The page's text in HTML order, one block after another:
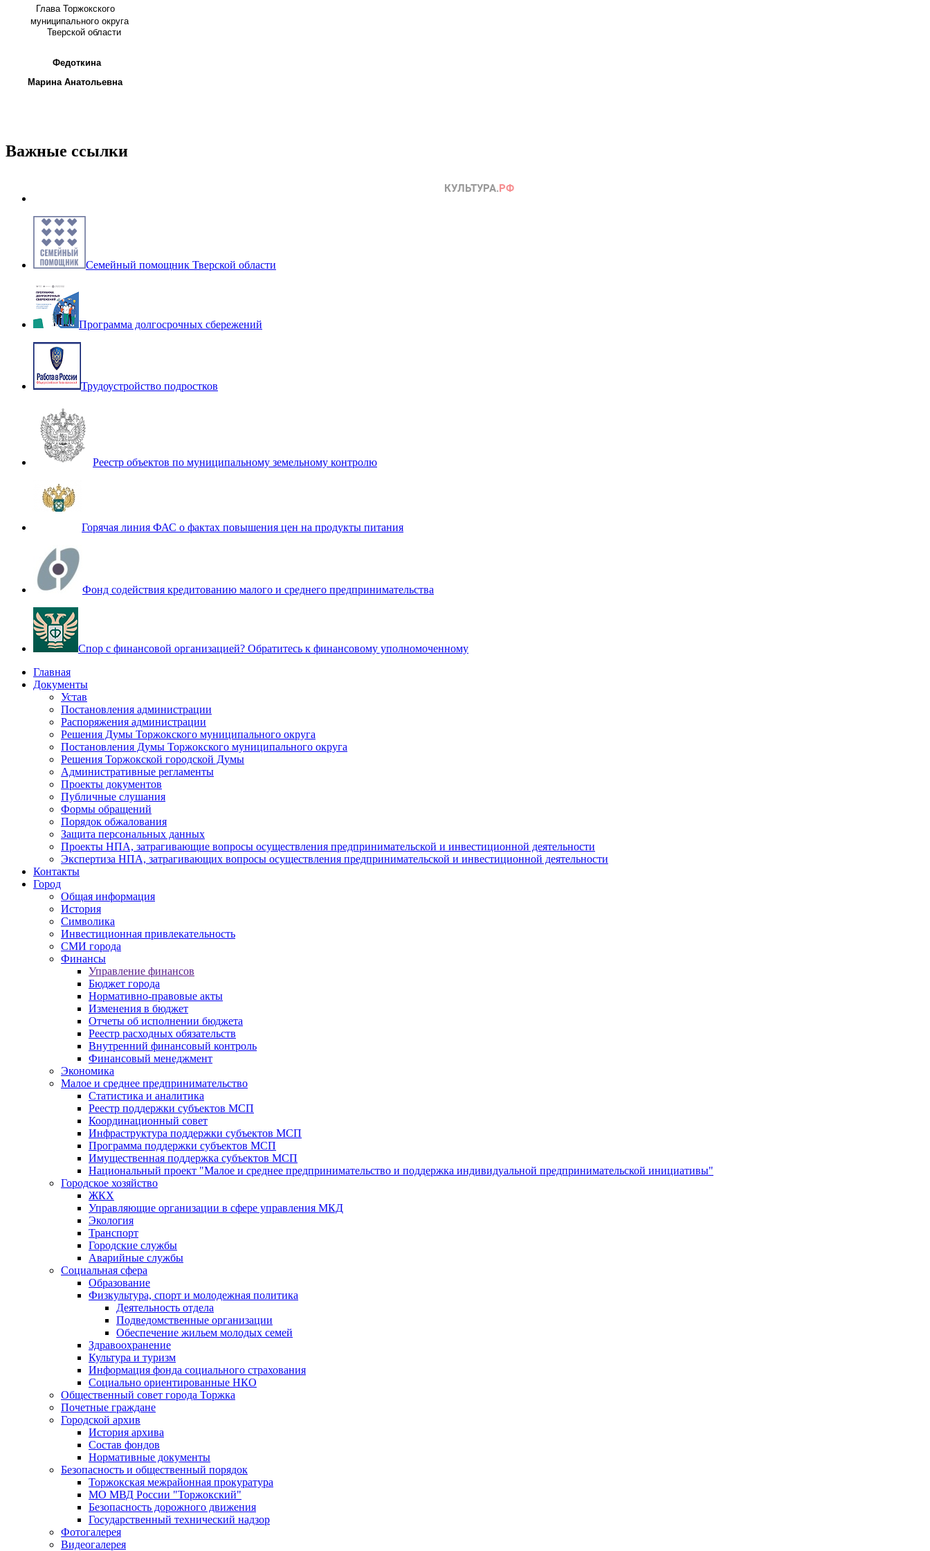
Глава Торжокского
муниципального округа
Тверской области
Федоткина
Марина Анатольевна
Важные ссылки
Семейный помощник Тверской области
Программа долгосрочных сбережений
Трудоустройство подростков
Реестр объектов по муниципальному земельному контролю
Горячая линия ФАС о фактах повышения цен на продукты питания
Фонд содействия кредитованию малого и среднего предпринимательства
Спор с финансовой организацией? Обратитесь к финансовому уполномоченному
Главная
Документы
Устав
Постановления администрации
Распоряжения администрации
Решения Думы Торжокского муниципального округа
Постановления Думы Торжокского муниципального округа
Решения Торжокской городской Думы
Административные регламенты
Проекты документов
Публичные слушания
Формы обращений
Порядок обжалования
Защита персональных данных
Проекты НПА, затрагивающие вопросы осуществления предпринимательской и инвестиционной деятельности
Экспертиза НПА, затрагивающих вопросы осуществления предпринимательской и инвестиционной деятельности
Контакты
Город
Общая информация
История
Символика
Инвестиционная привлекательность
СМИ города
Финансы
Управление финансов
Бюджет города
Нормативно-правовые акты
Изменения в бюджет
Отчеты об исполнении бюджета
Реестр расходных обязательств
Внутренний финансовый контроль
Финансовый менеджмент
Экономика
Малое и среднее предпринимательство
Статистика и аналитика
Реестр поддержки субъектов МСП
Координационный совет
Инфраструктура поддержки субъектов МСП
Программа поддержки субъектов МСП
Имущественная поддержка субъектов МСП
Национальный проект "Малое и среднее предпринимательство и поддержка индивидуальной предпринимательской инициативы"
Городское хозяйство
ЖКХ
Управляющие организации в сфере управления МКД
Экология
Транспорт
Городские службы
Аварийные службы
Социальная сфера
Образование
Физкультура, спорт и молодежная политика
Деятельность отдела
Подведомственные организации
Обеспечение жильем молодых семей
Здравоохранение
Культура и туризм
Информация фонда социального страхования
Социально ориентированные НКО
Общественный совет города Торжка
Почетные граждане
Городской архив
История архива
Состав фондов
Нормативные документы
Безопасность и общественный порядок
Торжокская межрайонная прокуратура
МО МВД России "Торжокский"
Безопасность дорожного движения
Государственный технический надзор
Фотогалерея
Видеогалерея